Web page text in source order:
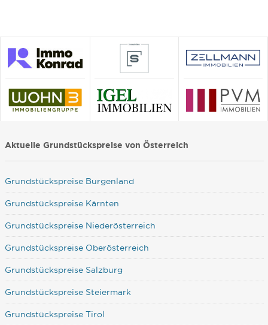
Aktuelle Grundstückspreise von Österreich
Grundstückspreise Burgenland
Grundstückspreise Kärnten
Grundstückspreise Niederösterreich
Grundstückspreise Oberösterreich
Grundstückspreise Salzburg
Grundstückspreise Steiermark
Grundstückspreise Tirol